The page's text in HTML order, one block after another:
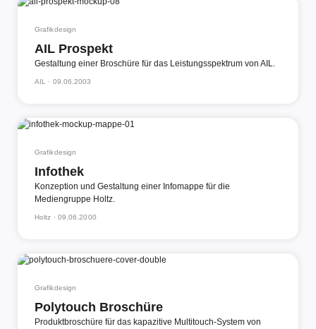
Grafikdesign
AIL Prospekt
Gestaltung einer Broschüre für das Leistungsspektrum von AIL.
AIL · 09.06.2003
Grafikdesign
Infothek
Konzeption und Gestaltung einer Infomappe für die
Mediengruppe Holtz.
Holtz · 09.06.2000
Grafikdesign
Polytouch Broschüre
Produktbroschüre für das kapazitive Multitouch-System von